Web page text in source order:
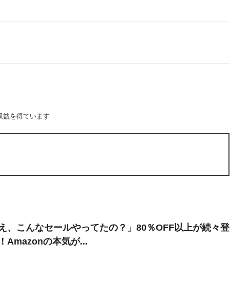
益を得ています
え、こんなセールやってたの？」80％OFF以上が続々登
Amazonの本気が...